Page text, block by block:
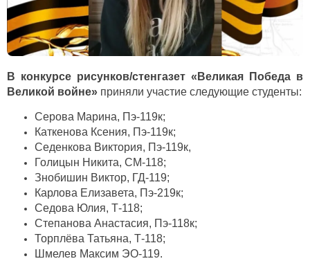
В конкурсе рисунков/стенгазет «Великая Победа в
Великой войне» приняли участие следующие студенты:
Серова Марина, Пэ-119к;
Каткенова Ксения, Пэ-119к;
Седенкова Виктория, Пэ-119к,
Голицын Никита, СМ-118;
Знобишин Виктор, ГД-119;
Карлова Елизавета, Пэ-219к;
Седова Юлия, Т-118;
Степанова Анастасия, Пэ-118к;
Торплёва Татьяна, Т-118;
Шмелев Максим ЭО-119.